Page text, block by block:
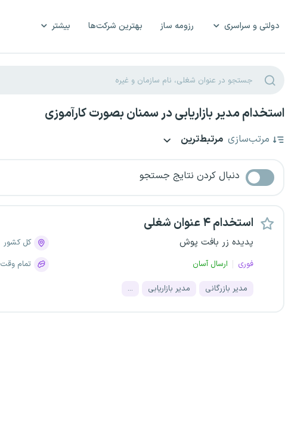
دولتی و سراسری رزومه ساز بهترین شرکت‌ها بیشتر
استخدام مدیر بازاریابی در سمنان بصورت کارآموزی
مرتب‌سازی مرتبط‌ترین
دنبال کردن نتایج جستجو
استخدام ۴ عنوان شغلی
پدیده زر بافت پوش
فوری ارسال آسان
کل کشور
تمام وقت
مدیر بازرگانی مدیر بازاریابی ...